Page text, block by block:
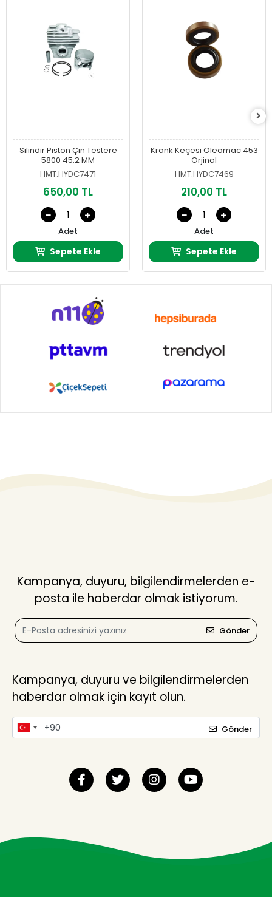
Silindir Piston Çin Testere
5800 45.2 MM
HMT.HYDC7471
650,00 TL
Adet
Sepete Ekle
Krank Keçesi Oleomac 453
Orjinal
HMT.HYDC7469
210,00 TL
Adet
Sepete Ekle
Kampanya, duyuru, bilgilendirmelerden e-
posta ile haberdar olmak istiyorum.
Gönder
Kampanya, duyuru ve bilgilendirmelerden
haberdar olmak için kayıt olun.
Gönder